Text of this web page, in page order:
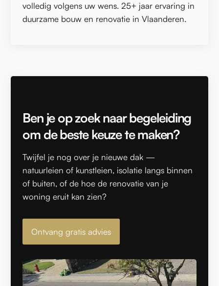
volledig volgens uw wens. 25+ jaar ervaring in
duurzame bouw en renovatie in Vlaanderen.
Ben je op zoek naar begeleiding
om de beste keuze te maken?
Twijfel je nog over je nieuwe dak —
natuurleien of kunstleien, isolatie langs binnen
of buiten, of de hoe de renovatie van je
woning eruit kan zien?
Ontvang gratis advies